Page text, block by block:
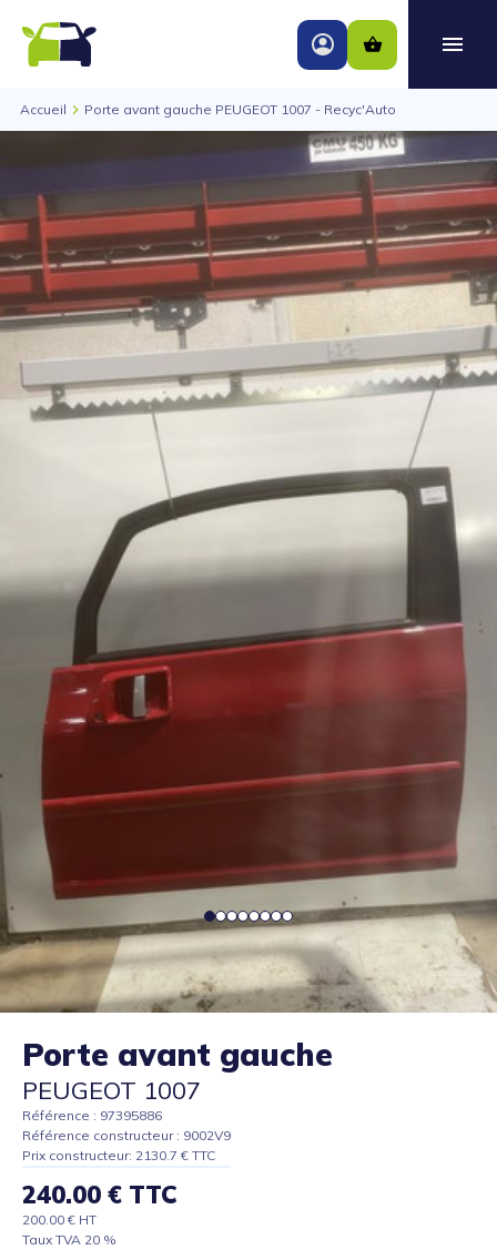
Accueil Porte avant gauche PEUGEOT 1007 - Recyc'Auto
Porte avant gauche
PEUGEOT 1007
Référence : 97395886
Référence constructeur : 9002V9
Prix constructeur: 2130.7 € TTC
240.00 € TTC
200.00 € HT
Taux TVA 20 %